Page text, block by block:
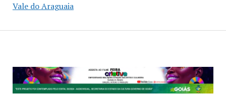
Vale do Araguaia